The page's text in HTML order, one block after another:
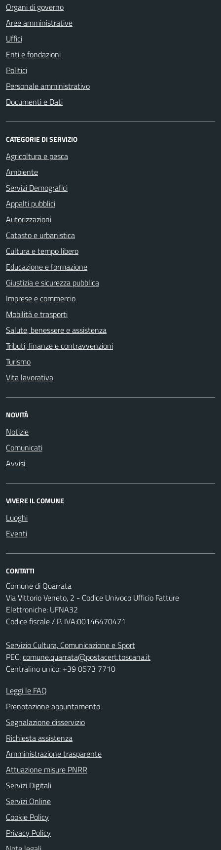
Organi di governo
Aree amministrative
Uffici
Enti e fondazioni
Politici
Personale amministrativo
Documenti e Dati
CATEGORIE DI SERVIZIO
Agricoltura e pesca
Ambiente
Servizi Demografici
Appalti pubblici
Autorizzazioni
Catasto e urbanistica
Cultura e tempo libero
Educazione e formazione
Giustizia e sicurezza pubblica
Imprese e commercio
Mobilità e trasporti
Salute, benessere e assistenza
Tributi, finanze e contravvenzioni
Turismo
Vita lavorativa
NOVITÀ
Notizie
Comunicati
Avvisi
VIVERE IL COMUNE
Luoghi
Eventi
CONTATTI
Comune di Quarrata
Via Vittorio Veneto, 2 - Codice Univoco Ufficio Fatture
Elettroniche: UFNA32
Codice fiscale / P. IVA:00146470471
Servizio Cultura, Comunicazione e Sport
PEC:comune.quarrata@postacert.toscana.it
Centralino unico: +39 0573 7710
Leggi le FAQ
Prenotazione appuntamento
Segnalazione disservizio
Richiesta assistenza
Amministrazione trasparente
Attuazione misure PNRR
Servizi Digitali
Servizi Online
Cookie Policy
Privacy Policy